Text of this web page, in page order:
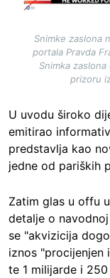
Snimke zaslona
portala Pravda
Snimka
prizoru
U uvodu široko
emitirao
predstavlja kao
jedne od pariških
Zatim glas u offu
detalje o
se "akvizicija
iznos "procijenjen
te 1 milijarde i